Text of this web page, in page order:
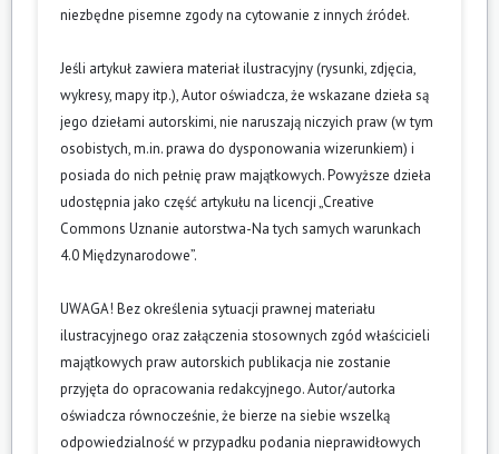
niezbędne pisemne zgody na cytowanie z innych źródeł.
Jeśli artykuł zawiera materiał ilustracyjny (rysunki, zdjęcia,
wykresy, mapy itp.), Autor oświadcza, że wskazane dzieła są
jego dziełami autorskimi, nie naruszają niczyich praw (w tym
osobistych, m.in. prawa do dysponowania wizerunkiem) i
posiada do nich pełnię praw majątkowych. Powyższe dzieła
udostępnia jako część artykułu na licencji „Creative
Commons Uznanie autorstwa-Na tych samych warunkach
4.0 Międzynarodowe”.
UWAGA! Bez określenia sytuacji prawnej materiału
ilustracyjnego oraz załączenia stosownych zgód właścicieli
majątkowych praw autorskich publikacja nie zostanie
przyjęta do opracowania redakcyjnego. Autor/autorka
oświadcza równocześnie, że bierze na siebie wszelką
odpowiedzialność w przypadku podania nieprawidłowych